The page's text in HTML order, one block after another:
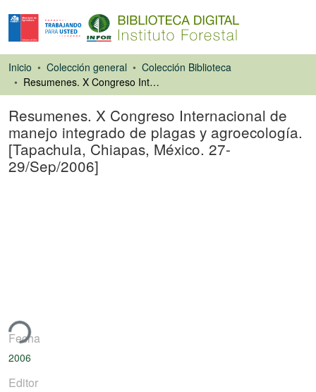
Inicio Colección general
Colección Biblioteca
Resumenes. X Congreso Internacional de manejo integrado de plagas y agroecología. [Tapachula, Chiapas, México. 27-29/Sep/2006]
Resumenes. X Congreso Internacional de
manejo integrado de plagas y agroecología.
[Tapachula, Chiapas, México. 27-
29/Sep/2006]
Fecha
2006
Editor